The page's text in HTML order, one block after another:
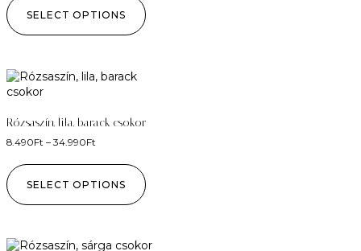
SELECT OPTIONS
Rózsaszín, lila, barack csokor
8.490Ft – 34.990Ft
SELECT OPTIONS